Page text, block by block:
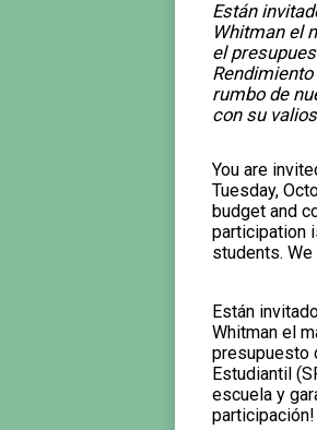
Están
Whitman el
el
rumbo de
con su
You are
Tuesday,
budget and
participation
students.
Están
Whitman el
presupuesto
Estudiantil
escuela y
participación!